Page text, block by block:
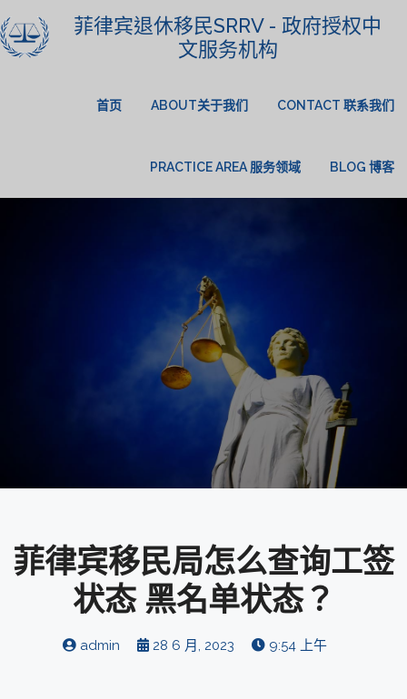
菲律宾退休移民SRRV - 政府授权中
文服务机构
首页 ABOUT关于我们 CONTACT 联系我们
PRACTICE AREA 服务领域 BLOG 博客
菲律宾移民局怎么查询工签
状态 黑名单状态？
admin 28 6 月, 2023 9:54 上午